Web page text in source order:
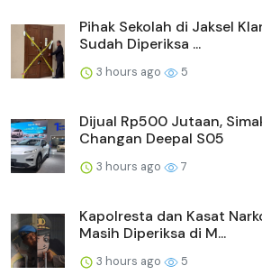
Pihak Sekolah di Jaksel
Sudah Diperiksa ...
3 hours ago 5
Dijual Rp500 Jutaan,
Changan Deepal S05
3 hours ago 7
Kapolresta dan Kasat
Masih Diperiksa di M...
3 hours ago 5